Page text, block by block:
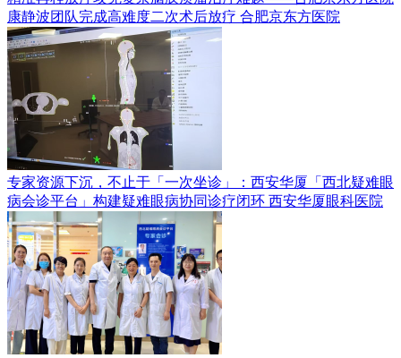
康静波团队完成高难度二次术后放疗 合肥京东方医院
专家资源下沉，不止于「一次坐诊」：西安华厦「西北疑难眼
病会诊平台」构建疑难眼病协同诊疗闭环 西安华厦眼科医院